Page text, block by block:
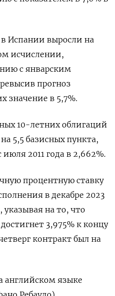
Испании выросли на
исчислении,
с январским
прогноз
значение в 5,7%.
10-летних облигаций
5,5 базисных пункта,
2011 года в 2,662%.
процентную ставку
в декабре 2023
указывая на то, что
3,975% к концу
контракт был на
английском языке